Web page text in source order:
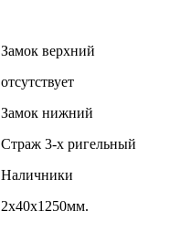
Замок верхний
отсутствует
Замок нижний
Страж 3-х ригельный
Наличники
2х40х1250мм.